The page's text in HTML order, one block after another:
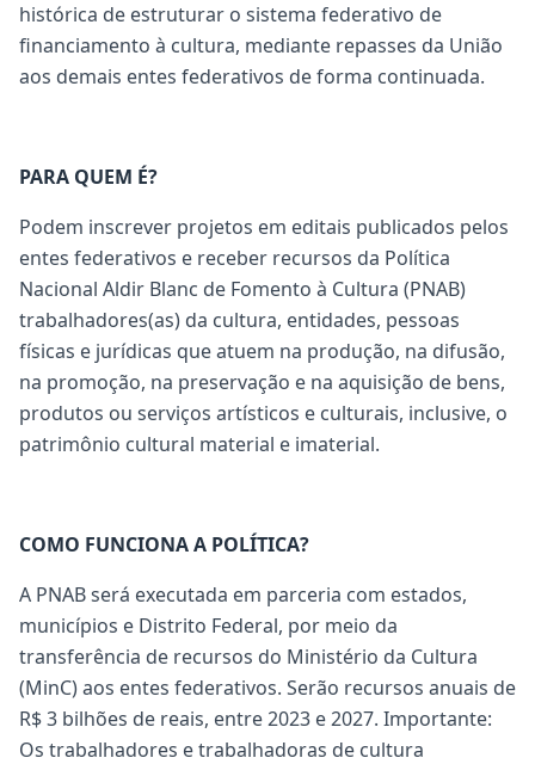
histórica de estruturar o sistema federativo de
financiamento à cultura, mediante repasses da União
aos demais entes federativos de forma continuada.
PARA QUEM É?
Podem inscrever projetos em editais publicados pelos
entes federativos e receber recursos da Política
Nacional Aldir Blanc de Fomento à Cultura (PNAB)
trabalhadores(as) da cultura, entidades, pessoas
físicas e jurídicas que atuem na produção, na difusão,
na promoção, na preservação e na aquisição de bens,
produtos ou serviços artísticos e culturais, inclusive, o
patrimônio cultural material e imaterial.
COMO FUNCIONA A POLÍTICA?
A PNAB será executada em parceria com estados,
municípios e Distrito Federal, por meio da
transferência de recursos do Ministério da Cultura
(MinC) aos entes federativos. Serão recursos anuais de
R$ 3 bilhões de reais, entre 2023 e 2027. Importante:
Os trabalhadores e trabalhadoras de cultura